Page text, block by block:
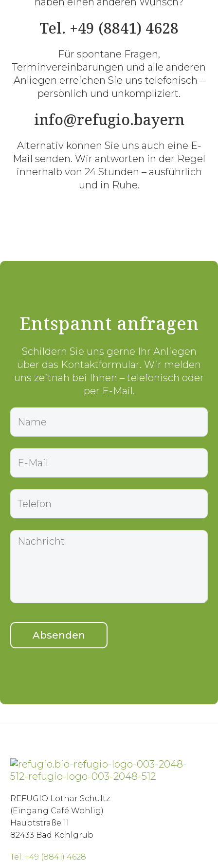
Tel. +49 (8841) 4628
Für spontane Fragen,
Terminvereinbarungen und alle anderen
Anliegen erreichen Sie uns telefonisch –
persönlich und unkompliziert.
info@refugio.bayern
Alternativ können Sie uns auch eine E-
Mail senden. Wir antworten in der Regel
innerhalb von 24 Stunden – ausführlich
und in Ruhe.
Entspannt anfragen
Schildern Sie uns gerne Ihr Anliegen
über das Kontaktformular. Wir melden
uns zeitnah bei Ihnen – telefonisch oder
per E-Mail.
REFUGIO Lothar Schultz
(Eingang Café Wohlig)
Hauptstraße 11
82433 Bad Kohlgrub
Tel. +49 (8841) 4628